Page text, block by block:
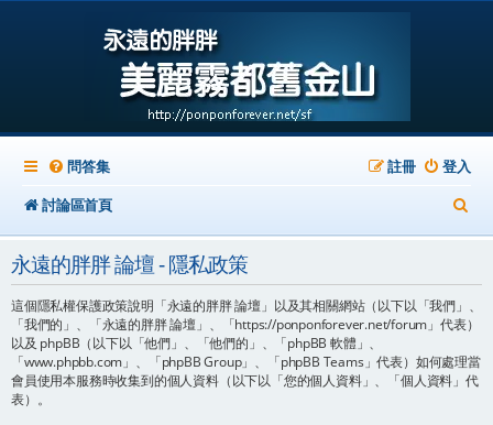
問答集 登入
註冊
討論區首頁
尋
永遠的胖胖 論壇 - 隱私政策
這個隱私權保護政策說明「永遠的胖胖 論壇」以及其相關網站（以下以「我們」、
「我們的」、「永遠的胖胖 論壇」、「https://ponponforever.net/forum」代表）
以及 phpBB（以下以「他們」、「他們的」、「phpBB 軟體」、
「www.phpbb.com」、「phpBB Group」、「phpBB Teams」代表）如何處理當
會員使用本服務時收集到的個人資料（以下以「您的個人資料」、「個人資料」代
表）。